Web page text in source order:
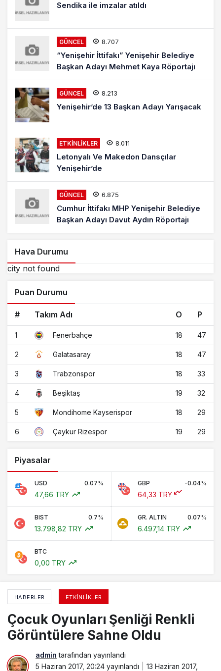
Sendika ile imzalar atıldı
GÜNCEL 8.707
“Yenişehir İttifakı” Yenişehir Belediye
Başkan Adayı Mehmet Kaya Röportajı
GÜNCEL 8.213
Yenişehir’de 13 Başkan Adayı Yarışacak
ETKINLIKLER 8.011
Letonyalı Ve Makedon Dansçılar
Yenişehir’de
GÜNCEL 6.875
Cumhur İttifakı MHP Yenişehir Belediye
Başkan Adayı Davut Aydın Röportajı
Hava Durumu
city not found
Puan Durumu
# Takım Adı O P
1 Fenerbahçe 18 47
2 Galatasaray 18 47
3 Trabzonspor 18 33
4 Beşiktaş 19 32
5 Mondihome Kayserispor 18 29
6 Çaykur Rizespor 19 29
Piyasalar
USD 0.07%
47,66 TRY
GBP -0.04%
64,33 TRY
BIST 0.7%
13.798,82 TRY
GR. ALTIN 0.07%
6.497,14 TRY
BTC
0,00 TRY
HABERLER ETKINLIKLER
Çocuk Oyunları Şenliği Renkli
Görüntülere Sahne Oldu
admin tarafından yayınlandı
5 Haziran 2017, 20:24 yayınlandı
13 Haziran 2017,